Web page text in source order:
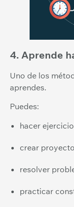
4. Aprende
Uno de los
aprendes.
Puedes:
hacer
crear
resolver
practicar